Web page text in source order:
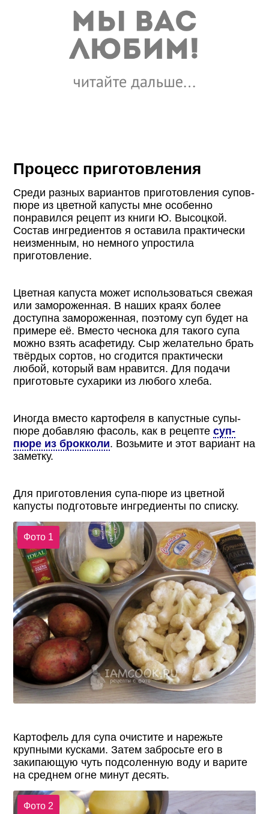
Процесс приготовления
Среди разных вариантов приготовления супов-
пюре из цветной капусты мне особенно
понравился рецепт из книги Ю. Высоцкой.
Состав ингредиентов я оставила практически
неизменным, но немного упростила
приготовление.
Цветная капуста может использоваться свежая
или замороженная. В наших краях более
доступна замороженная, поэтому суп будет на
примере её. Вместо чеснока для такого супа
можно взять асафетиду. Сыр желательно брать
твёрдых сортов, но сгодится практически
любой, который вам нравится. Для подачи
приготовьте сухарики из любого хлеба.
Иногда вместо картофеля в капустные супы-
пюре добавляю фасоль, как в рецептесуп-
пюре из брокколи. Возьмите и этот вариант на
заметку.
Для приготовления cупа-пюре из цветной
капусты подготовьте ингредиенты по списку.
Фото 1
Картофель для супа очистите и нарежьте
крупными кусками. Затем забросьте его в
закипающую чуть подсоленную воду и варите
на среднем огне минут десять.
Фото 2